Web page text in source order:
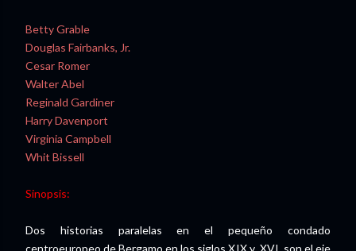
Betty Grable
Douglas Fairbanks, Jr.
Cesar Romer
Walter Abel
Reginald Gardiner
Harry Davenport
Virginia Campbell
Whit Bissell
Sinopsis:
Dos historias paralelas en el pequeño condado
centroeuropeo de Bergamo en los siglos XIX y XVI, son el eje